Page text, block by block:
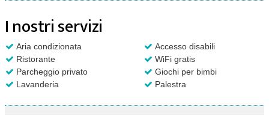
I nostri servizi
Aria condizionata
Accesso disabili
Ristorante
WiFi gratis
Parcheggio privato
Giochi per bimbi
Lavanderia
Palestra